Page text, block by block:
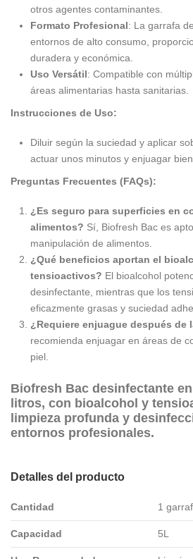
otros agentes contaminantes.
Formato Profesional: La garrafa
entornos de alto consumo,
duradera y económica.
Uso Versátil: Compatible con
áreas alimentarias hasta sanitarias.
Instrucciones de Uso:
Diluir según la suciedad y aplicar
actuar unos minutos y enjuagar
Preguntas Frecuentes (FAQs):
¿Es seguro para superficies en
alimentos? Sí, Biofresh Bac es
manipulación de alimentos.
¿Qué beneficios aportan el
tensioactivos? El bioalcohol
desinfectante, mientras que los
eficazmente grasas y suciedad
¿Requiere enjuague después de
recomienda enjuagar en áreas de
piel.
Biofresh Bac desinfectante
litros, con bioalcohol y
limpieza profunda y
entornos profesionales.
Detalles del producto
Cantidad 1
Capacidad 5L